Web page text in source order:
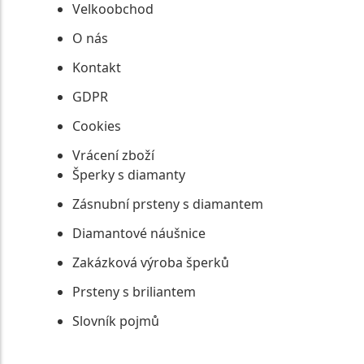
Velkoobchod
O nás
Kontakt
GDPR
Cookies
Vrácení zboží
Šperky s diamanty
Zásnubní prsteny s diamantem
Diamantové náušnice
Zakázková výroba šperků
Prsteny s briliantem
Slovník pojmů